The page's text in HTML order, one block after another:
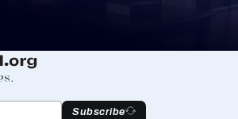
Subscribe